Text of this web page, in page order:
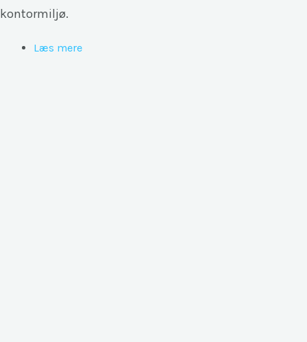
kontormiljø.
Læs mere